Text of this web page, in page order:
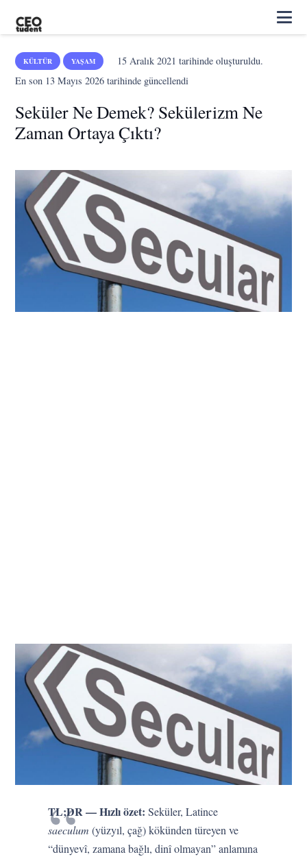
KÜLTÜR YAŞAM 15 Aralık 2021 tarihinde oluşturuldu.
En son 13 Mayıs 2026 tarihinde güncellendi
Seküler Ne Demek? Sekülerizm Ne
Zaman Ortaya Çıktı?
TL;DR — Hızlı özet: Seküler, Latince
saeculum (yüzyıl, çağ) kökünden türeyen ve
“dünyevî, zamana bağlı, dinî olmayan” anlamına